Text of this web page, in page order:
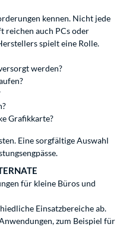
kennen. Nicht jede
reichen auch PCs oder
spielt eine Rolle.
werden?
Grafikkarte?
Eine sorgfältige Auswahl
für kleine Büros und
Einsatzbereiche ab.
zum Beispiel für